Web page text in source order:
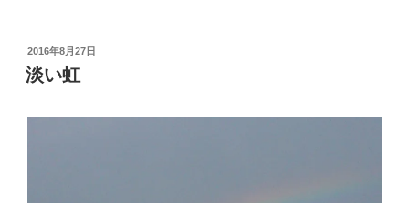
投
稿
日:
2016年8月27日
淡い虹